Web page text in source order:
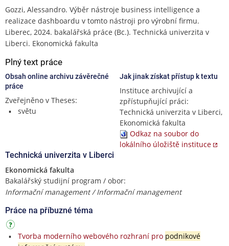
Gozzi, Alessandro. Výběr nástroje business intelligence a
realizace dashboardu v tomto nástroji pro výrobní firmu.
Liberec, 2024. bakalářská práce (Bc.). Technická univerzita v
Liberci. Ekonomická fakulta
Plný text práce
Obsah online archivu závěrečné
práce
Zveřejněno v Theses:
světu
Jak jinak získat přístup k textu
Instituce archivující a
zpřístupňující práci:
Technická univerzita v Liberci,
Ekonomická fakulta
Odkaz na soubor do
lokálního úložiště instituce
Technická univerzita v Liberci
Ekonomická fakulta
Bakalářský studijní program / obor:
Informační management / Informační management
Práce na příbuzné téma
Tvorba moderního webového rozhraní pro podnikové